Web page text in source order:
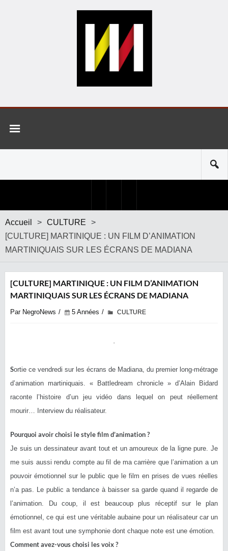
Accueil > CULTURE
>
[CULTURE] MARTINIQUE : UN FILM D’ANIMATION
MARTINIQUAIS SUR LES ÉCRANS DE MADIANA
[CULTURE] MARTINIQUE : UN FILM D’ANIMATION
MARTINIQUAIS SUR LES ÉCRANS DE MADIANA
Par NegroNews 5 Années CULTURE
Sortie ce vendredi sur les écrans de Madiana, du premier long-métrage
d’animation martiniquais. « Battledream chronicle » d’Alain Bidard
raconte l’histoire d’un jeu vidéo dans lequel on peut réellement
mourir… Interview du réalisateur.
Pourquoi avoir choisi le style film d’animation ?
Je suis un dessinateur avant tout et un amoureux de la ligne pure. Je
me suis aussi rendu compte au fil de ma carrière que l’animation a un
pouvoir émotionnel sur le public que le film en prises de vues réelles
n’a pas. Le public a tendance à baisser sa garde quand il regarde de
l’animation. Du coup, il est beaucoup plus réceptif sur le plan
émotionnel, ce qui est une véritable aubaine pour un réalisateur car un
film est avant tout une symphonie dont chaque note est une émotion.
Comment avez-vous choisi les voix ?